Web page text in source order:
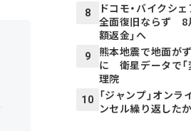
8
ドコモ・バイクシ
全面復旧ならず 8
額返金」へ
9
熊本地震で地面が
に 衛星データで
理院
10
「ジャンプ」オン
ンセル繰り返した